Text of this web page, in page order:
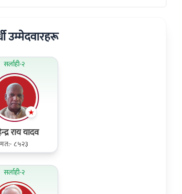
उम्मेदवारहरू
सर्लाही-२
राय यादव
मत:- ८५२३
सर्लाही-२